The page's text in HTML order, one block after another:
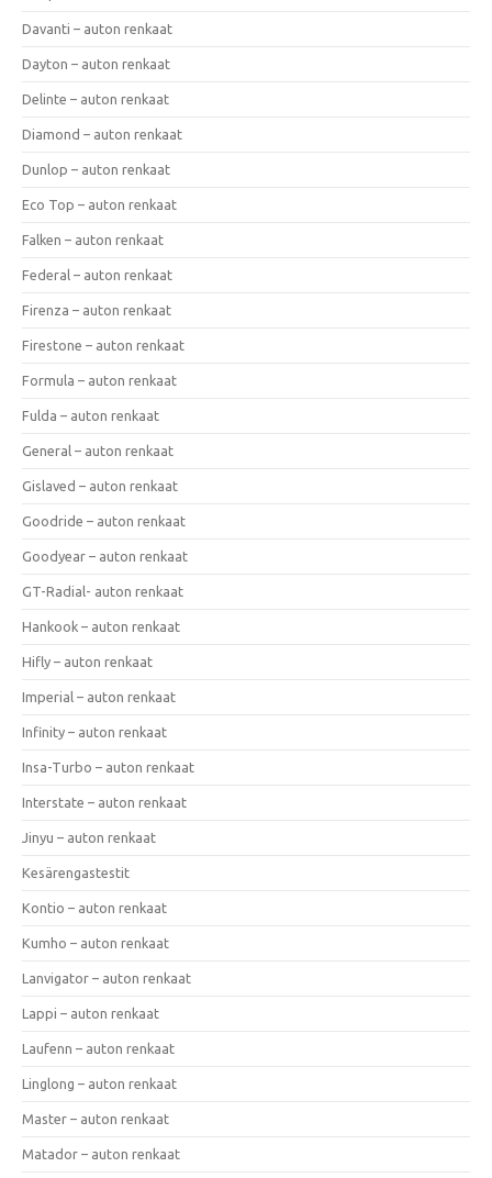
Davanti – auton renkaat
Dayton – auton renkaat
Delinte – auton renkaat
Diamond – auton renkaat
Dunlop – auton renkaat
Eco Top – auton renkaat
Falken – auton renkaat
Federal – auton renkaat
Firenza – auton renkaat
Firestone – auton renkaat
Formula – auton renkaat
Fulda – auton renkaat
General – auton renkaat
Gislaved – auton renkaat
Goodride – auton renkaat
Goodyear – auton renkaat
GT-Radial- auton renkaat
Hankook – auton renkaat
Hifly – auton renkaat
Imperial – auton renkaat
Infinity – auton renkaat
Insa-Turbo – auton renkaat
Interstate – auton renkaat
Jinyu – auton renkaat
Kesärengastestit
Kontio – auton renkaat
Kumho – auton renkaat
Lanvigator – auton renkaat
Lappi – auton renkaat
Laufenn – auton renkaat
Linglong – auton renkaat
Master – auton renkaat
Matador – auton renkaat